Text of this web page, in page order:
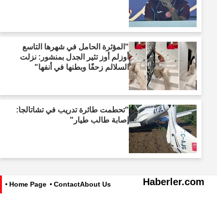
"المؤثرة الحامل في شهرها التاسع
أوزلم أوز تثير الجدل بمنشور: نزلت
السلالم زحفًا وبطنها في أنفها"
"تحطمت طائرة تدريب في تشاتالجا:
إصابة طالب طيار"
Haberler.com
About Us
Contact
Home Page